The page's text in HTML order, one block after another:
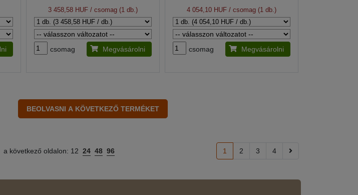
3 458,58 HUF/ csomag (1 db.)
csomag Megvásárolni
4 054,10 HUF/ csomag (1 db.)
csomag Megvásárolni
a következő oldalon: 12 24 48 96 1 2 3 4